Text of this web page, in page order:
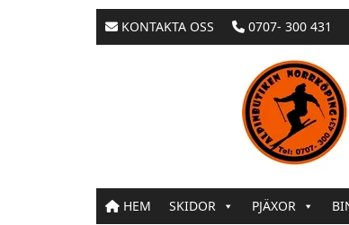
KONTAKTA OSS 0707- 300 431
HEM SKIDOR PJÄXOR